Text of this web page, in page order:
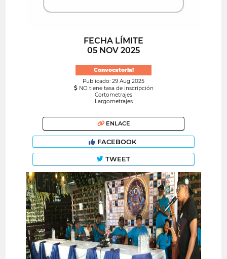
FECHA LÍMITE
05 NOV 2025
Convocatoria!
Publicado: 29 Aug 2025
NO tiene tasa de inscripción
Cortometrajes
Largometrajes
ENLACE
FACEBOOK
TWEET